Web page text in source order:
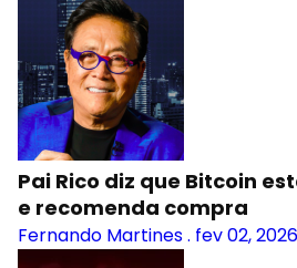
Pai Rico diz que Bitcoin
e recomenda compra
Fernando Martines. fev 02, 2026